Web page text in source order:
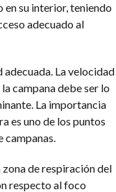
su interior, teniendo
adecuado al
La velocidad
campana debe ser lo
La importancia
es uno de los puntos
campanas.
de respiración del
respecto al foco